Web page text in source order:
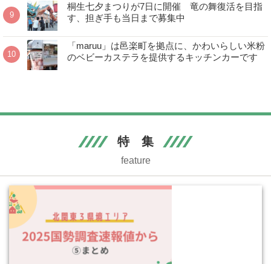
桐生七夕まつりが7日に開催 竜の舞復活を目指
す、担ぎ手も当日まで募集中
「maruu」は邑楽町を拠点に、かわいらしい米粉
のベビーカステラを提供するキッチンカーです
特 集
feature